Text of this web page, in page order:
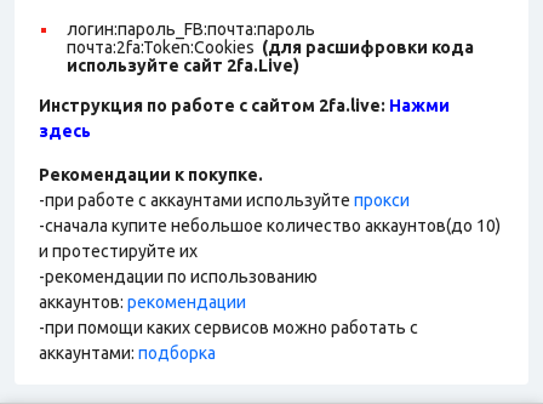
логин:пароль_FB:почта:пароль
почта:2fa:Token:Cookies (для расшифровки кода
используйте сайт 2fa.Live)
Инструкция по работе с сайтом 2fa.live: Нажми
здесь
Рекомендации к покупке.
-при работе с аккаунтами используйте прокси
-сначала купите небольшое количество аккаунтов(до 10)
и протестируйте их
-рекомендации по использованию
аккаунтов: рекомендации
-при помощи каких сервисов можно работать с
аккаунтами: подборка